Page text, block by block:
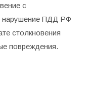
с
нарушение ПДД РФ
столкновения
повреждения.